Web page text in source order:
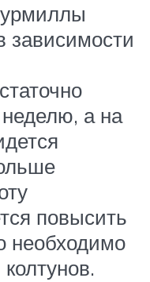
зависимости
а на
повысить
необходимо